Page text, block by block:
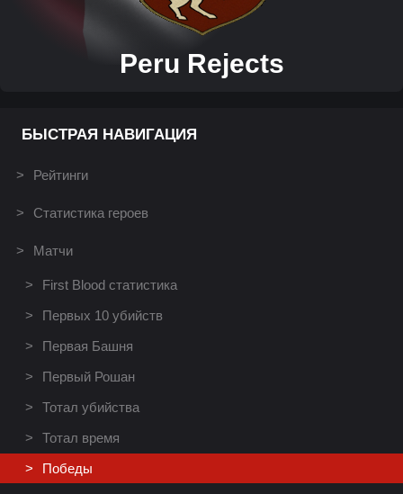
Peru Rejects
БЫСТРАЯ НАВИГАЦИЯ
Рейтинги
Статистика героев
Матчи
First Blood статистика
Первых 10 убийств
Первая Башня
Первый Рошан
Тотал убийства
Тотал время
Победы